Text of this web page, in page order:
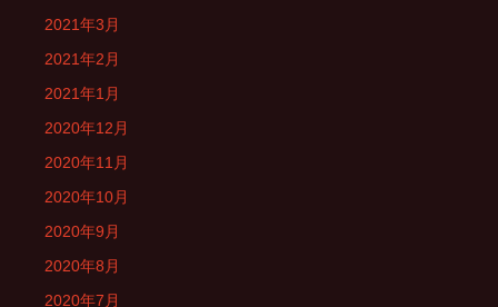
2021年3月
2021年2月
2021年1月
2020年12月
2020年11月
2020年10月
2020年9月
2020年8月
2020年7月